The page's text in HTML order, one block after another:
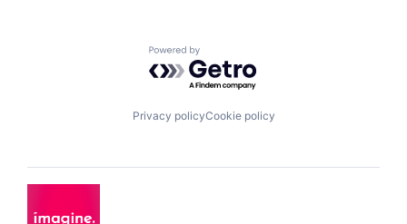
Powered by Getro.com
Privacy policyCookie policy